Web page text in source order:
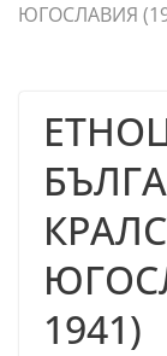
ЮГОСЛАВИЯ
1941)